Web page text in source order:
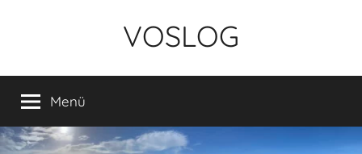
VOSLOG
Menü